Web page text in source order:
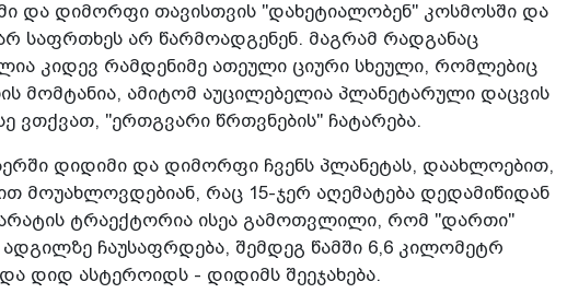
და დიმორფი თავისთვის "დახეტიალობენ" კოსმოსში და
საფრთხეს არ წარმოადგენენ. მაგრამ რადგანაც
კიდევ რამდენიმე ათეული ციური სხეული, რომლებიც
მომტანია, ამიტომ აუცილებელია პლანეტარული დაცვის
ვთქვათ, "ერთგვარი წრთვნების" ჩატარება.
დიდიმი და დიმორფი ჩვენს პლანეტას, დაახლოებით,
მოუახლოვდებიან, რაც 15-ჯერ აღემატება დედამიწიდან
ტრაექტორია ისეა გამოთვლილი, რომ "დართი"
ჩაუსაფრდება, შემდეგ წამში 6,6 კილომეტრ
და დიდ ასტეროიდს - დიდიმს შეეჯახება.